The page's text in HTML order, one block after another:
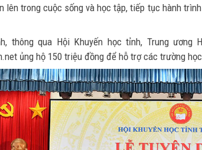
lên trong cuộc sống và học tập, tiếp tục hành
thông qua Hội Khuyến học tỉnh, Trung ương
ủng hộ 150 triệu đồng để hỗ trợ các trường